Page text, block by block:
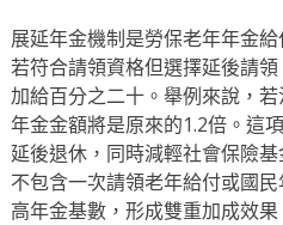
展延年金機制是勞保老年年金
若符合請領資格但選擇延後請
加給百分之二十。舉例來說，
年金金額將是原來的1.2倍。這
延後退休，同時減輕社會保險
不包含一次請領老年給付或國
高年金基數，形成雙重加成效果